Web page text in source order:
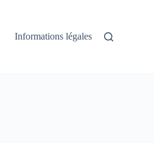
Informations légales